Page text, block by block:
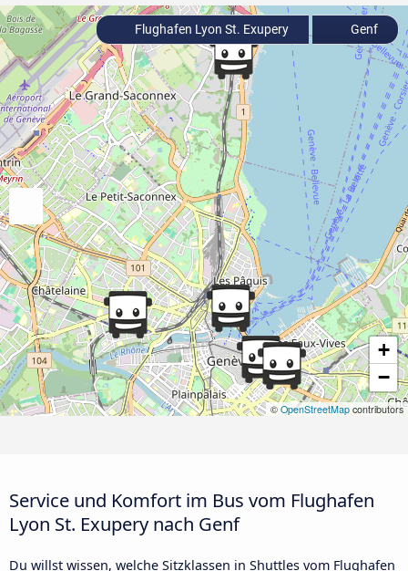
+
−
©OpenStreetMapcontributors
Flughafen Lyon St. Exupery Genf
Service und Komfort im Bus vom Flughafen
Lyon St. Exupery nach Genf
Du willst wissen, welche Sitzklassen in Shuttles vom Flughafen